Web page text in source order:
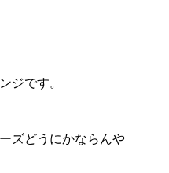
ジです。
ズどうにかならんや